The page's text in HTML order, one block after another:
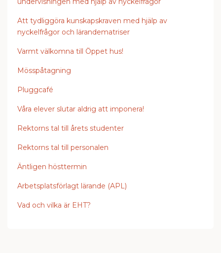
Att tydliggöra kunskapskraven med hjälp av
nyckelfrågor och lärandematriser
Varmt välkomna till Öppet hus!
Mösspåtagning
Pluggcafé
Våra elever slutar aldrig att imponera!
Rektorns tal till årets studenter
Rektorns tal till personalen
Äntligen hösttermin
Arbetsplatsförlagt lärande (APL)
Vad och vilka är EHT?